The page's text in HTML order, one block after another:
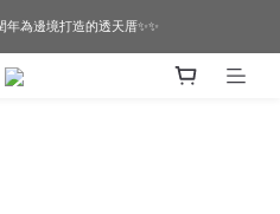
宅嗎？ 🔶 即刻諮詢 🔶
為邊境打造的透天厝✨✨
宅嗎？ 🔶 即刻諮詢 🔶